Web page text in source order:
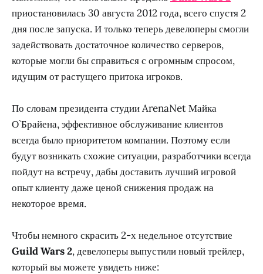
приостановилась 30 августа 2012 года, всего спустя 2
дня после запуска. И только теперь девелоперы смогли
задействовать достаточное количество серверов,
которые могли бы справиться с огромным спросом,
идущим от растущего притока игроков.
По словам президента студии ArenaNet Майка
О`Брайена, эффективное обслуживание клиентов
всегда было приоритетом компании. Поэтому если
будут возникать схожие ситуации, разработчики всегда
пойдут на встречу, дабы доставить лучший игровой
опыт клиенту даже ценой снижения продаж на
некоторое время.
Чтобы немного скрасить 2-х недельное отсутствие
Guild Wars 2, девелоперы выпустили новый трейлер,
который вы можете увидеть ниже: